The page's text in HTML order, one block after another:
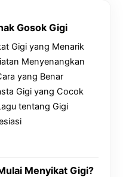
Gosok Gigi
Gigi yang Menarik
Menyenangkan
yang Benar
Gigi yang Cocok
tentang Gigi
Menyikat Gigi?